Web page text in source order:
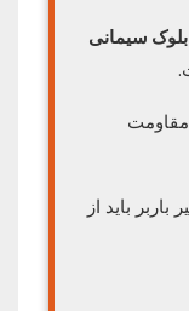
بلوک سیمانی
مقاومت
باید از